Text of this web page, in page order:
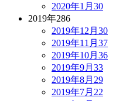
2020年1月 30
2019年286
2019年12月 30
2019年11月 37
2019年10月 36
2019年9月 33
2019年8月 29
2019年7月 22